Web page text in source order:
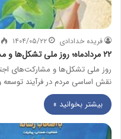
فریده خدادادی ۱۴۰۴/۰۵/۲۲
۲۲ مردادماه؛ روز ملی تشکل‌ها و مشارکت‌های اجتماعی گرامی باد
روز ملی تشکل‌ها و مشارکت‌های
نقش اساسی مردم در فرآیند
بیشتر بخوانید »